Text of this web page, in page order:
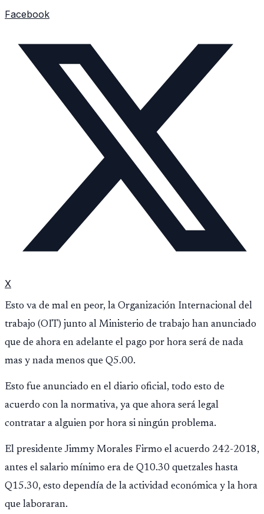
Facebook
X
Esto va de mal en peor, la Organización Internacional del
trabajo (OIT) junto al Ministerio de trabajo han anunciado
que de ahora en adelante el pago por hora será de nada
mas y nada menos que Q5.00.
Esto fue anunciado en el diario oficial, todo esto de
acuerdo con la normativa, ya que ahora será legal
contratar a alguien por hora si ningún problema.
El presidente Jimmy Morales Firmo el acuerdo 242-2018,
antes el salario mínimo era de Q10.30 quetzales hasta
Q15.30, esto dependía de la actividad económica y la hora
que laboraran.